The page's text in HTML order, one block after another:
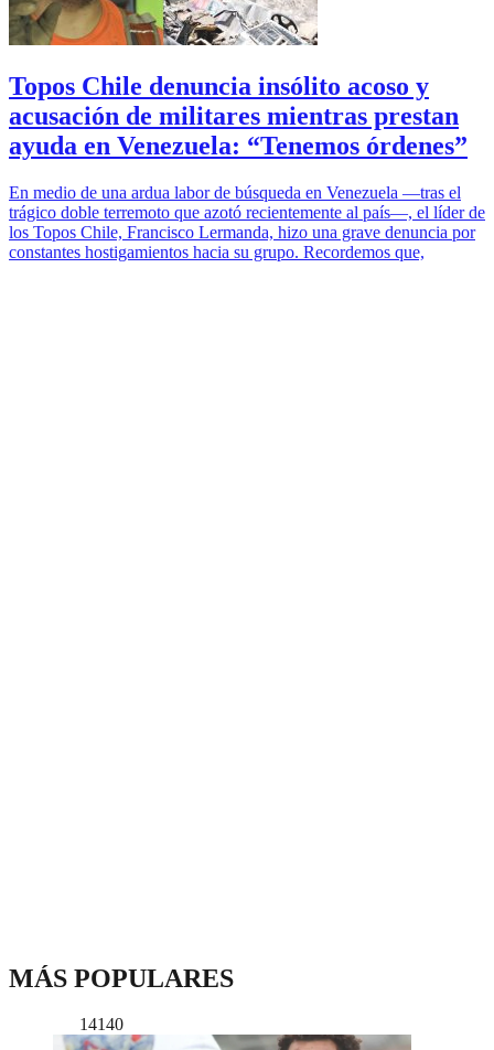
Topos Chile denuncia insólito acoso y
acusación de militares mientras prestan
ayuda en Venezuela: “Tenemos órdenes”
En medio de una ardua labor de búsqueda en Venezuela —tras el
trágico doble terremoto que azotó recientemente al país—, el líder de
los Topos Chile, Francisco Lermanda, hizo una grave denuncia por
constantes hostigamientos hacia su grupo. Recordemos que,
MÁS POPULARES
14140